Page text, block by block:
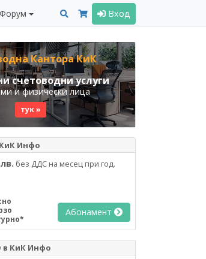
Форум Вход
Кантора КиК
счетоводни услуги
и физически лица
тук »
Инфо
без ДДС на месец при год.
Абонамент
в КиК Инфо